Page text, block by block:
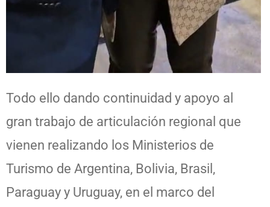
Todo ello dando continuidad y apoyo al
gran trabajo de articulación regional que
vienen realizando los Ministerios de
Turismo de Argentina, Bolivia, Brasil,
Paraguay y Uruguay, en el marco del